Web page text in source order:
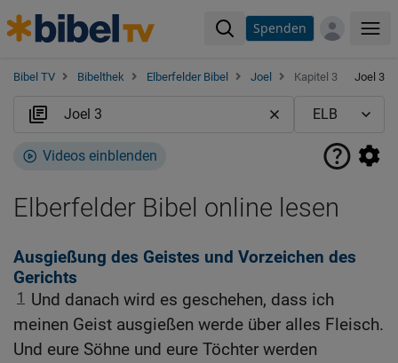
Spenden
Bibel TV Bibelthek Elberfelder Bibel Joel Kapitel 3 Joel 3
Videos einblenden
Elberfelder Bibel online lesen
Ausgießung des Geistes und Vorzeichen des
Gerichts
1
Und danach wird es geschehen, dass ich
meinen Geist ausgießen werde über alles Fleisch.
Und eure Söhne und eure Töchter werden